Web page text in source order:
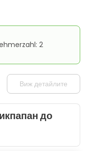
2
Виж детайлите
до